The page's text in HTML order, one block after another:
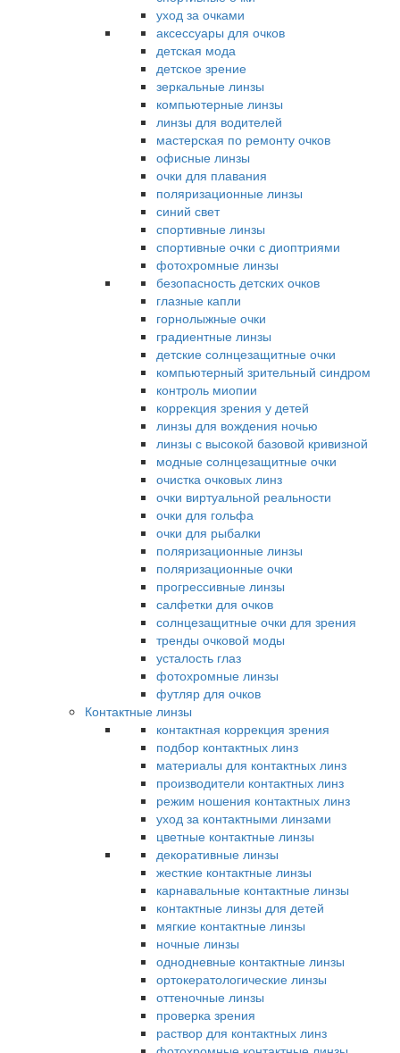
уход за очками
аксессуары для очков
детская мода
детское зрение
зеркальные линзы
компьютерные линзы
линзы для водителей
мастерская по ремонту очков
офисные линзы
очки для плавания
поляризационные линзы
синий свет
спортивные линзы
спортивные очки с диоптриями
фотохромные линзы
безопасность детских очков
глазные капли
горнолыжные очки
градиентные линзы
детские солнцезащитные очки
компьютерный зрительный синдром
контроль миопии
коррекция зрения у детей
линзы для вождения ночью
линзы с высокой базовой кривизной
модные солнцезащитные очки
очистка очковых линз
очки виртуальной реальности
очки для гольфа
очки для рыбалки
поляризационные линзы
поляризационные очки
прогрессивные линзы
салфетки для очков
солнцезащитные очки для зрения
тренды очковой моды
усталость глаз
фотохромные линзы
футляр для очков
Контактные линзы
контактная коррекция зрения
подбор контактных линз
материалы для контактных линз
производители контактных линз
режим ношения контактных линз
уход за контактными линзами
цветные контактные линзы
декоративные линзы
жесткие контактные линзы
карнавальные контактные линзы
контактные линзы для детей
мягкие контактные линзы
ночные линзы
однодневные контактные линзы
ортокератологические линзы
оттеночные линзы
проверка зрения
раствор для контактных линз